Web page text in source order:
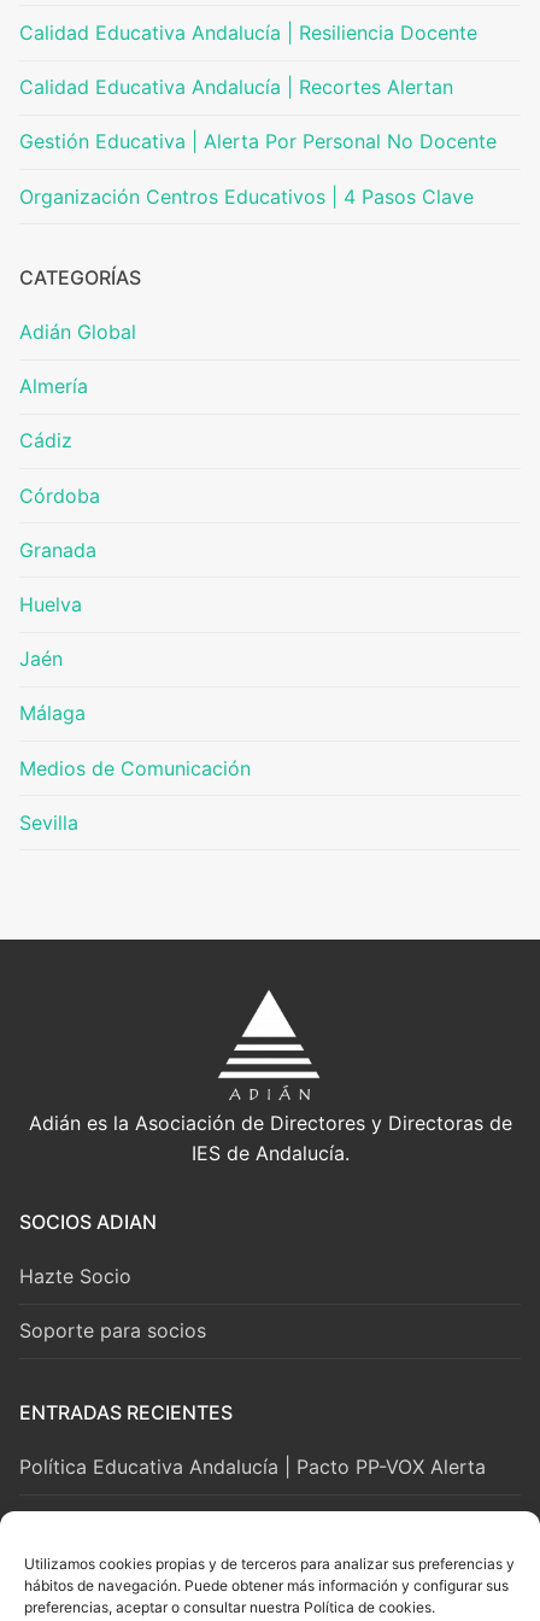
Utilizamos cookies propias y de terceros para analizar sus preferencias y
hábitos de navegación. Puede obtener más información y configurar sus
preferencias, aceptar o consultar nuestra Política de cookies.
Calidad Educativa Andalucía | Resiliencia Docente
Calidad Educativa Andalucía | Recortes Alertan
Gestión Educativa | Alerta Por Personal No Docente
Organización Centros Educativos | 4 Pasos Clave
CATEGORÍAS
Adián Global
Almería
Cádiz
Córdoba
Granada
Huelva
Jaén
Málaga
Medios de Comunicación
Sevilla
Adián es la Asociación de Directores y Directoras de
IES de Andalucía.
SOCIOS ADIAN
Hazte Socio
Soporte para socios
ENTRADAS RECIENTES
Política Educativa Andalucía | Pacto PP-VOX Alerta
LEGAL Y SOPORTE